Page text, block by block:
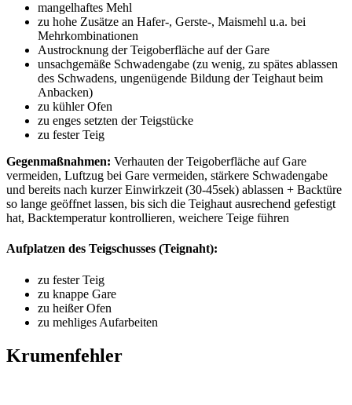
mangelhaftes Mehl
zu hohe Zusätze an Hafer-, Gerste-, Maismehl u.a. bei
Mehrkombinationen
Austrocknung der Teigoberfläche auf der Gare
unsachgemäße Schwadengabe (zu wenig, zu spätes ablassen
des Schwadens, ungenügende Bildung der Teighaut beim
Anbacken)
zu kühler Ofen
zu enges setzten der Teigstücke
zu fester Teig
Gegenmaßnahmen: Verhauten der Teigoberfläche auf Gare
vermeiden, Luftzug bei Gare vermeiden, stärkere Schwadengabe
und bereits nach kurzer Einwirkzeit (30-45sek) ablassen + Backtüre
so lange geöffnet lassen, bis sich die Teighaut ausrechend gefestigt
hat, Backtemperatur kontrollieren, weichere Teige führen
Aufplatzen des Teigschusses (Teignaht):
zu fester Teig
zu knappe Gare
zu heißer Ofen
zu mehliges Aufarbeiten
Krumenfehler